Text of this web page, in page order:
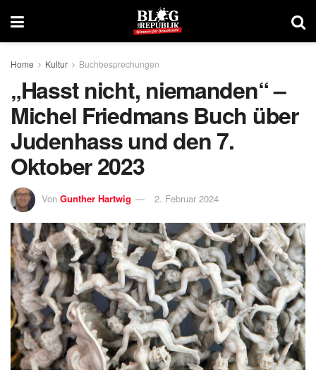
Home Kultur Buchbesprechungen
„Hasst nicht, niemanden“ –
Michel Friedmans Buch über
Judenhass und den 7.
Oktober 2023
Von Gunther Hartwig 2. Februar 2024